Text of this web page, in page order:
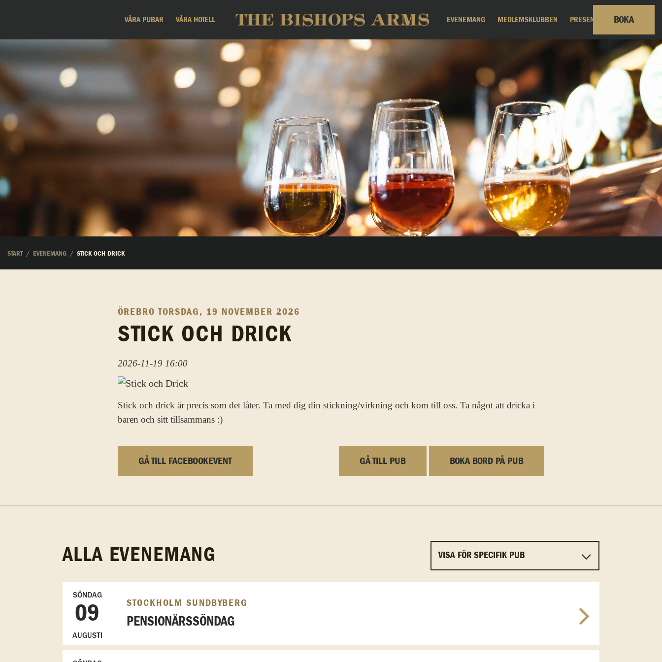
VÅRA PUBAR VÅRA HOTELL EVENEMANG MEDLEMSKLUBBEN PRESENTKORT BOKA
START EVENEMANG STICK OCH DRICK
ÖREBRO TORSDAG, 19 NOVEMBER 2026
STICK OCH DRICK
2026-11-19 16:00
Stick och drick är precis som det låter. Ta med dig din stickning/virkning och kom till oss. Ta något att dricka i
baren och sitt tillsammans :)
GÅ TILL FACEBOOKEVENT GÅ TILL PUB BOKA BORD PÅ PUB
ALLA EVENEMANG
SÖNDAG
09
AUGUSTI
STOCKHOLM SUNDBYBERG
PENSIONÄRSSÖNDAG